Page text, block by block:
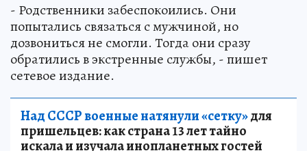
- Родственники забеспокоились. Они
попытались связаться с мужчиной, но
дозвониться не смогли. Тогда они сразу
обратились в экстренные службы, - пишет
сетевое издание.
Над СССР военные натянули «сетку»для
пришельцев: как страна 13 лет тайно
искала и изучала инопланетных гостей